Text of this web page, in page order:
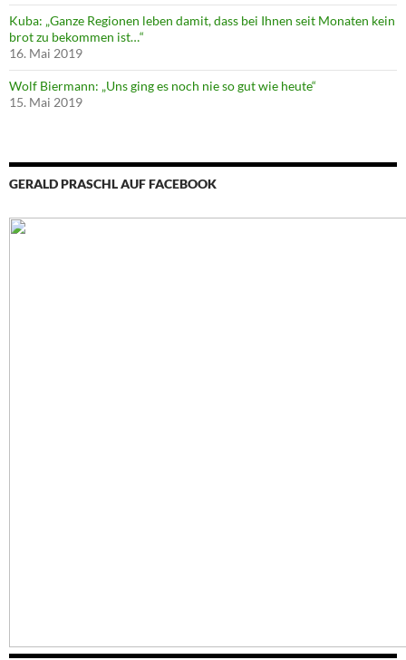
Kuba: „Ganze Regionen leben damit, dass bei Ihnen seit Monaten kein
brot zu bekommen ist…“
16. Mai 2019
Wolf Biermann: „Uns ging es noch nie so gut wie heute“
15. Mai 2019
GERALD PRASCHL AUF FACEBOOK